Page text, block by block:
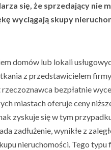
się, że sprzedający nie
wyciągają skupy
domów lub lokali
z przedstawicielem
bezpłatnie
miastach oferuje ceny
zyskuje się w tym
zadłużenie, wynikłe z
nieruchomości. Tego